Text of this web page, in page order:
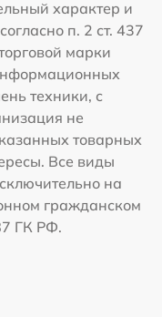
характер и
п. 2 ст. 437
марки
техники, с
не
товарных
Все виды
на
гражданском
ГК РФ.